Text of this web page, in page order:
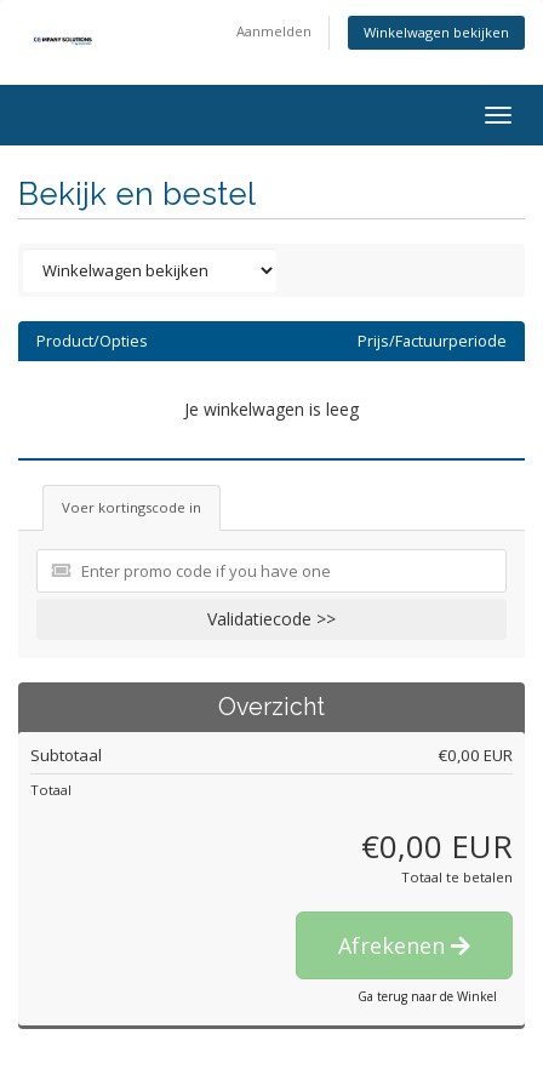
Aanmelden Winkelwagen bekijken
Bekijk en bestel
Product/Opties Prijs/Factuurperiode
Je winkelwagen is leeg
Voer kortingscode in
Validatiecode >>
Overzicht
Subtotaal €0,00 EUR
Totaal
€0,00 EUR
Totaal te betalen
Afrekenen
Ga terug naar de Winkel